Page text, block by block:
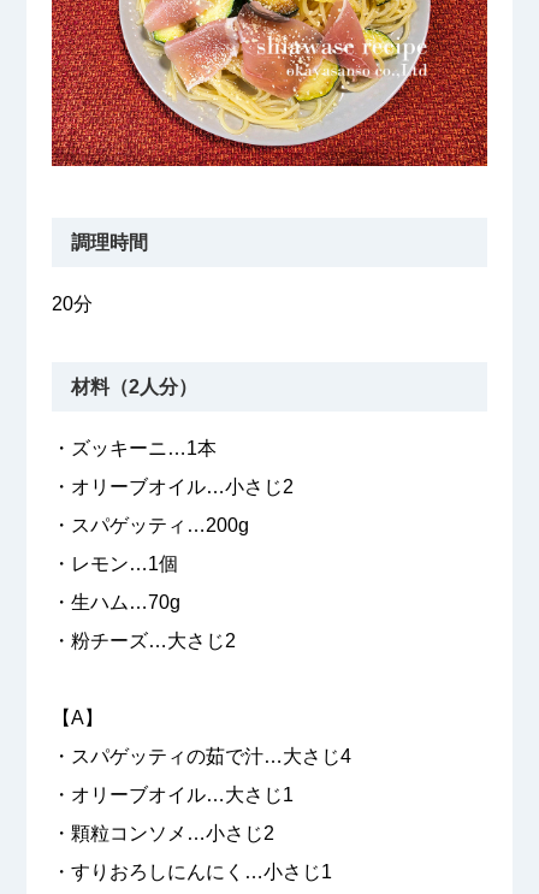
調理時間
20分
材料（2人分）
・ズッキーニ…1本
・オリーブオイル…小さじ2
・スパゲッティ…200g
・レモン…1個
・生ハム…70g
・粉チーズ…大さじ2
【A】
・スパゲッティの茹で汁…大さじ4
・オリーブオイル…大さじ1
・顆粒コンソメ…小さじ2
・すりおろしにんにく…小さじ1